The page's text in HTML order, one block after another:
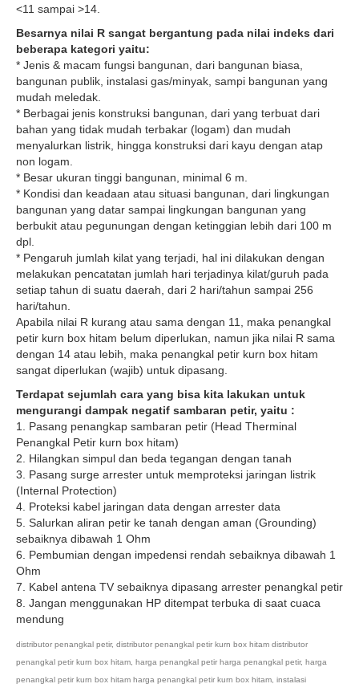
<11 sampai >14.
Besarnya nilai R sangat bergantung pada nilai indeks dari
beberapa kategori yaitu:
* Jenis & macam fungsi bangunan, dari bangunan biasa,
bangunan publik, instalasi gas/minyak, sampi bangunan yang
mudah meledak.
* Berbagai jenis konstruksi bangunan, dari yang terbuat dari
bahan yang tidak mudah terbakar (logam) dan mudah
menyalurkan listrik, hingga konstruksi dari kayu dengan atap
non logam.
* Besar ukuran tinggi bangunan, minimal 6 m.
* Kondisi dan keadaan atau situasi bangunan, dari lingkungan
bangunan yang datar sampai lingkungan bangunan yang
berbukit atau pegunungan dengan ketinggian lebih dari 100 m
dpl.
* Pengaruh jumlah kilat yang terjadi, hal ini dilakukan dengan
melakukan pencatatan jumlah hari terjadinya kilat/guruh pada
setiap tahun di suatu daerah, dari 2 hari/tahun sampai 256
hari/tahun.
Apabila nilai R kurang atau sama dengan 11, maka penangkal
petir kurn box hitam belum diperlukan, namun jika nilai R sama
dengan 14 atau lebih, maka penangkal petir kurn box hitam
sangat diperlukan (wajib) untuk dipasang.
Terdapat sejumlah cara yang bisa kita lakukan untuk
mengurangi dampak negatif sambaran petir, yaitu :
1. Pasang penangkap sambaran petir (Head Therminal
Penangkal Petir kurn box hitam)
2. Hilangkan simpul dan beda tegangan dengan tanah
3. Pasang surge arrester untuk memproteksi jaringan listrik
(Internal Protection)
4. Proteksi kabel jaringan data dengan arrester data
5. Salurkan aliran petir ke tanah dengan aman (Grounding)
sebaiknya dibawah 1 Ohm
6. Pembumian dengan impedensi rendah sebaiknya dibawah 1
Ohm
7. Kabel antena TV sebaiknya dipasang arrester penangkal petir
8. Jangan menggunakan HP ditempat terbuka di saat cuaca
mendung
distributor penangkal petir, distributor penangkal petir kurn box hitam distributor
penangkal petir kurn box hitam harga penangkal petir harga penangkal petir, harga
penangkal petir kurn box hitam harga penangkal petir kurn box hitam instalasi